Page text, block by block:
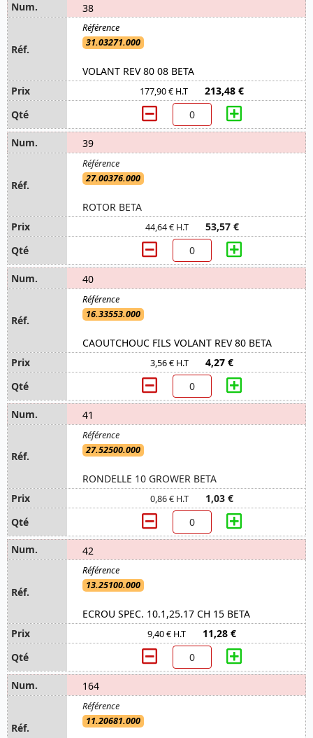
38
31.03271.000
VOLANT REV 80 08 BETA
177,90 € H.T 213,48 €
39
27.00376.000
ROTOR BETA
44,64 € H.T 53,57 €
40
16.33553.000
CAOUTCHOUC FILS VOLANT REV 80 BETA
3,56 € H.T 4,27 €
41
27.52500.000
RONDELLE 10 GROWER BETA
0,86 € H.T 1,03 €
42
13.25100.000
ECROU SPEC. 10.1,25.17 CH 15 BETA
9,40 € H.T 11,28 €
164
11.20681.000